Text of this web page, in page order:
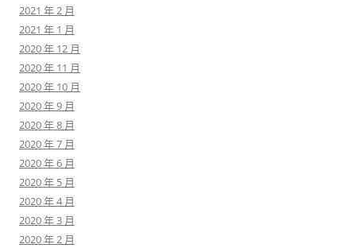
2021 年 2 月
2021 年 1 月
2020 年 12 月
2020 年 11 月
2020 年 10 月
2020 年 9 月
2020 年 8 月
2020 年 7 月
2020 年 6 月
2020 年 5 月
2020 年 4 月
2020 年 3 月
2020 年 2 月